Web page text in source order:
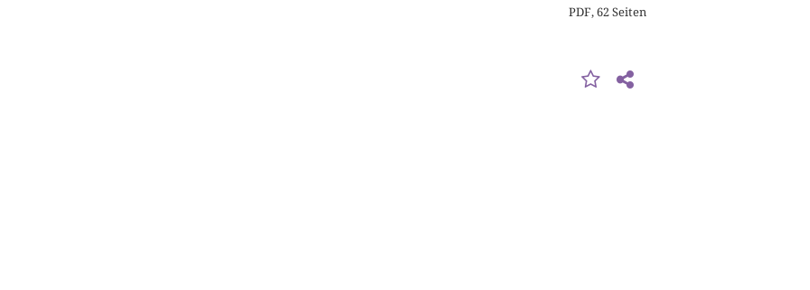
PDF, 62 Seiten